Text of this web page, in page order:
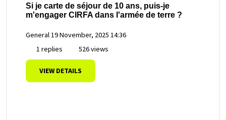
Si je carte de séjour de 10 ans, puis-je
m'engager CIRFA dans l'armée de terre ?
General19 November, 2025 14:36
1 replies
526 views
VIEW DETAILS